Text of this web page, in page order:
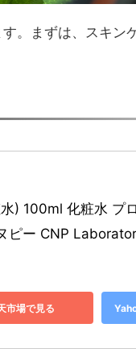
。まずは、スキン
) 100ml 化粧水 プ
ピー CNP
市場で見る